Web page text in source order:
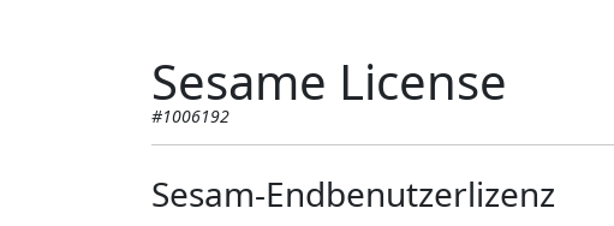
Sesame License
#1006192
Sesam-Endbenutzerlizenz